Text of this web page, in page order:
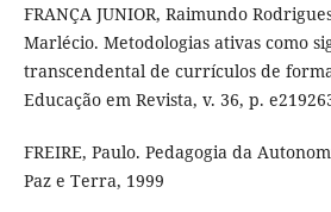
FRANÇA JUNIOR, Raimundo
Marlécio. Metodologias ativas como
transcendental de currículos de
Educação em Revista, v. 36, p.
FREIRE, Paulo. Pedagogia da
Paz e Terra, 1999